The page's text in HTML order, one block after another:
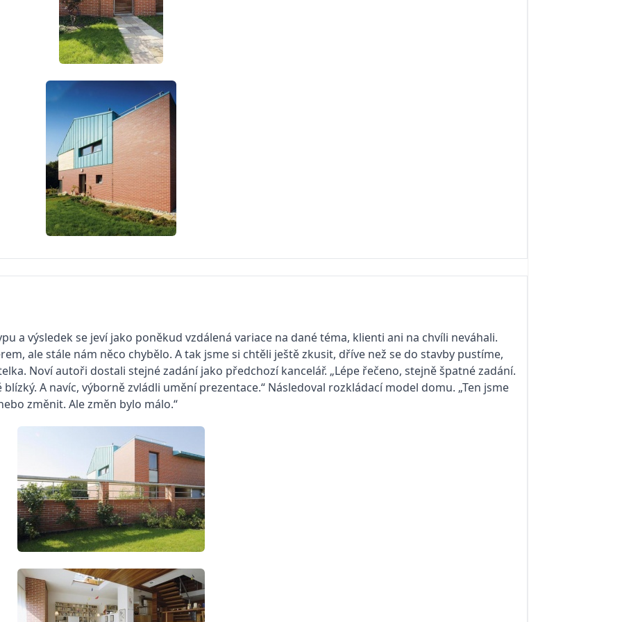
a výsledek se jeví jako poněkud vzdálená variace na dané téma, klienti ani na chvíli neváhali.
ale stále nám něco chybělo. A tak jsme si chtěli ještě zkusit, dříve než se do stavby pustíme,
Noví autoři dostali stejné zadání jako předchozí kancelář. „Lépe řečeno, stejně špatné zadání.
A navíc, výborně zvládli umění prezentace.“ Následoval rozkládací model domu. „Ten jsme
změnit. Ale změn bylo málo.“